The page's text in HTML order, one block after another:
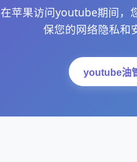
在苹果访问youtube期间，
保您的网络隐私和
youtube油